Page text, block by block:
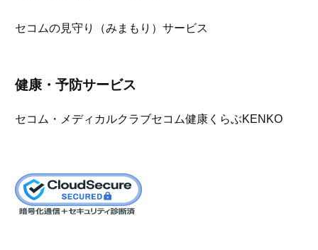
セコムの見守り（みまもり）サービス
健康・予防サービス
セコム・メディカルクラブセコム健康くらぶKENKO